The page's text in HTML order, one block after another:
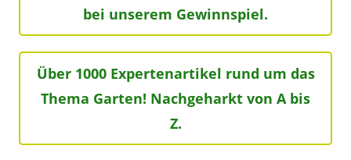
bei unserem Gewinnspiel.
Über 1000 Expertenartikel rund um das
Thema Garten! Nachgeharkt von A bis
Z.